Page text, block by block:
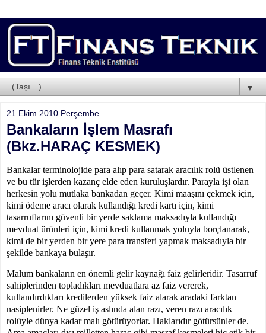
▼
21 Ekim 2010 Perşembe
Bankaların İşlem Masrafı
(Bkz.HARAÇ KESMEK)
Bankalar terminolojide para alıp para satarak aracılık rolü üstlenen
ve bu tür işlerden kazanç elde eden kuruluşlardır. Parayla işi olan
herkesin yolu mutlaka bankadan geçer. Kimi maaşını çekmek için,
kimi ödeme aracı olarak kullandığı kredi kartı için, kimi
tasarruflarını güvenli bir yerde saklama maksadıyla kullandığı
mevduat ürünleri için, kimi kredi kullanmak yoluyla borçlanarak,
kimi de bir yerden bir yere para transferi yapmak maksadıyla bir
şekilde bankaya bulaşır.
Malum bankaların en önemli gelir kaynağı faiz gelirleridir. Tasarruf
sahiplerinden topladıkları mevduatlara az faiz vererek,
kullandırdıkları kredilerden yüksek faiz alarak aradaki farktan
nasiplenirler. Ne güzel iş aslında alan razı, veren razı aracılık
rolüyle dünya kadar malı götürüyorlar. Haklarıdır götürsünler de.